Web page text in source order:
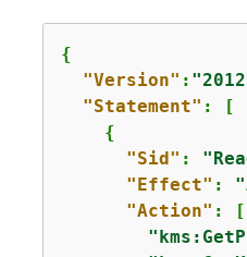
{
"Version" :
"Statement" : [
{
"Sid" :
"Effect" :
"Action" : [